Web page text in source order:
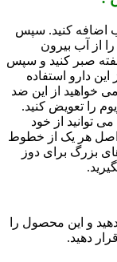
دارو را به ازای هر 10 لیتر آب اضافه کنید. سپس
از آب بیرون
اگر نیاز به تکرار درمان بود باید 3 تا 4 هفته صبر کنید و سپس
دارو استفاده
خواهید از این ضد
را تعویض کنید.
توانید از خود
هر یک از خطوط
های بزرگ برای دوز
و این محصول را
دهید.